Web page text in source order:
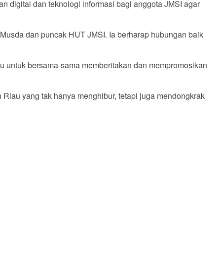
digital dan teknologi informasi bagi anggota JMSI agar
dan puncak HUT JMSI. Ia berharap hubungan baik
bersama-sama memberitakan dan mempromosikan
yang tak hanya menghibur, tetapi juga mendongkrak